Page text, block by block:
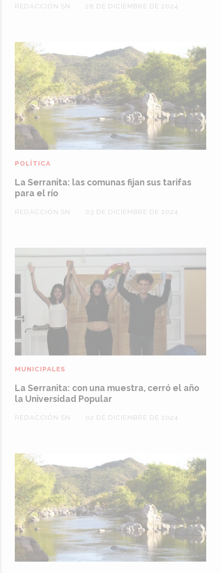
REDACCIÓN SN 28 DE DICIEMBRE DE 2024
La Serranita: las comunas fijan sus tarifas
para el río
REDACCIÓN SN
POLÍTICA
03 DE DICIEMBRE DE 2024
La Serranita: con una muestra, cerró el año
la Universidad Popular
REDACCIÓN SN
MUNICIPALES
02 DE DICIEMBRE DE 2024